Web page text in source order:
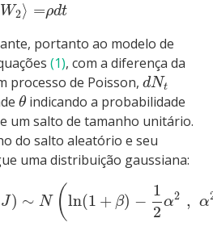
W2⟩ =ρdt
portanto ao modelo de
(1), com a diferença da
processo de Poisson,dNt
θindicando a probabilidade
um salto de tamanho unitário.
do salto aleatório e seu
uma distribuição gaussiana:
J) ∼ N ( ln(1 + β) −
1
2
α2 , α